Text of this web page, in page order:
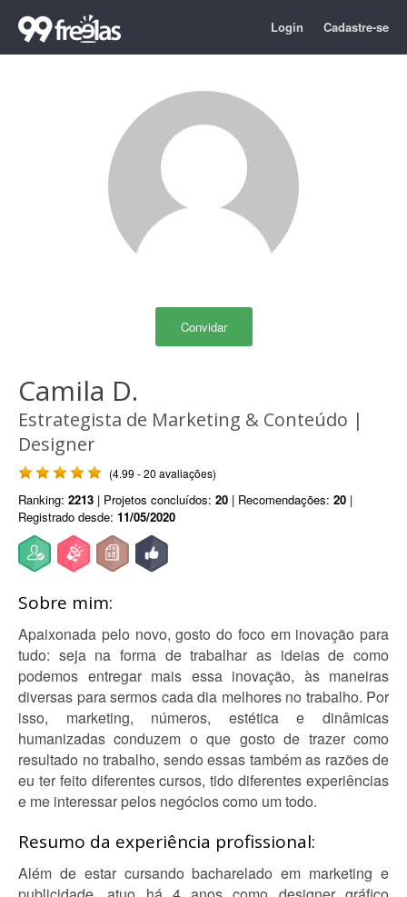
Login Cadastre-se
Convidar
Camila D.
Estrategista de Marketing & Conteúdo |
Designer
(4.99 - 20 avaliações)
Ranking: 2213 | Projetos concluídos: 20 | Recomendações: 20 |
Registrado desde: 11/05/2020
Sobre mim:
Apaixonada pelo novo, gosto do foco em inovação para
tudo: seja na forma de trabalhar as ideias de como
podemos entregar mais essa inovação, às maneiras
diversas para sermos cada dia melhores no trabalho. Por
isso, marketing, números, estética e dinâmicas
humanizadas conduzem o que gosto de trazer como
resultado no trabalho, sendo essas também as razões de
eu ter feito diferentes cursos, tido diferentes experiências
e me interessar pelos negócios como um todo.
Resumo da experiência profissional:
Além de estar cursando bacharelado em marketing e